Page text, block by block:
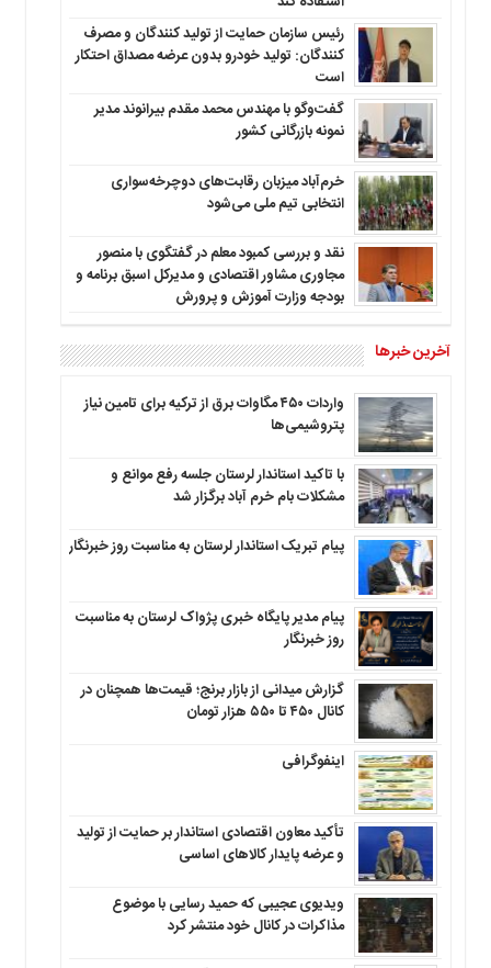
رئیس سازمان حمایت از تولید کنندگان و مصرف
کنندگان: تولید خودرو بدون عرضه مصداق احتکار
است
گفت‌وگو با مهندس محمد مقدم بیرانوند مدیر
نمونه بازرگانی کشور
خرم‌آباد میزبان رقابت‌های دوچرخه‌سواری
انتخابی تیم ملی می‌شود
نقد و بررسی کمبود معلم در گفتگوی با منصور
مجاوری مشاور اقتصادی و مدیرکل اسبق برنامه و
بودجه وزارت آموزش و پرورش
آخرین خبرها
واردات ۴۵۰ مگاوات برق از ترکیه برای تامین نیاز
پتروشیمی‌ها
با تاکید استاندار لرستان جلسه رفع موانع و
مشکلات بام خرم آباد برگزار شد
پیام تبریک استاندار لرستان به‌ مناسبت روز خبرنگار
پیام مدیر پایگاه خبری پژواک لرستان به مناسبت
روز خبرنگار
گزارش میدانی از بازار برنج؛ قیمت‌ها همچنان در
کانال ۴۵۰ تا ۵۵۰ هزار تومان
اینفوگرافی
تأکید معاون اقتصادی استاندار بر حمایت از تولید
و عرضه پایدار کالاهای اساسی
ویدیوی عجیبی که حمید رسایی با موضوع
مذاکرات در کانال خود منتشر کرد